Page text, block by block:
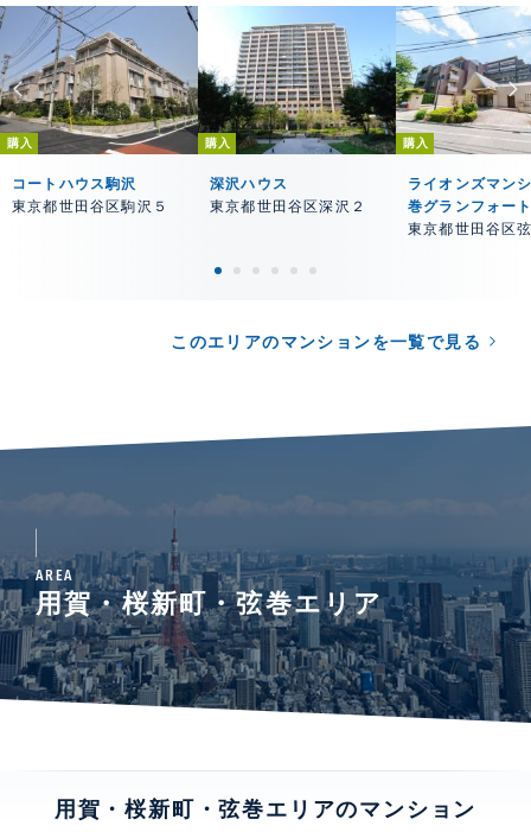
購入
コートハウス駒沢
東京都世田谷区駒沢５
購入
深沢ハウス
東京都世田谷区深沢２
購入
ライオンズマン
巻グランフォー
東京都世田谷区
このエリアのマンションを一覧で見る
AREA
用賀・桜新町・弦巻エリア
用賀・桜新町・弦巻エリアのマンション